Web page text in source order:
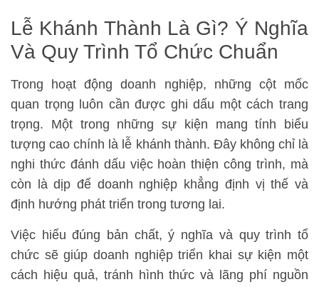
Lễ Khánh Thành Là Gì? Ý Nghĩa
Và Quy Trình Tổ Chức Chuẩn
Trong hoạt động doanh nghiệp, những cột mốc
quan trọng luôn cần được ghi dấu một cách trang
trọng. Một trong những sự kiện mang tính biểu
tượng cao chính là lễ khánh thành. Đây không chỉ là
nghi thức đánh dấu việc hoàn thiện công trình, mà
còn là dịp để doanh nghiệp khẳng định vị thế và
định hướng phát triển trong tương lai.
Việc hiểu đúng bản chất, ý nghĩa và quy trình tổ
chức sẽ giúp doanh nghiệp triển khai sự kiện một
cách hiệu quả, tránh hình thức và lãng phí nguồn